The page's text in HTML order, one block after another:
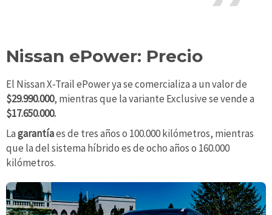
Nissan ePower: Precio
El Nissan X-Trail ePower ya se comercializa a un valor de
$29.990.000, mientras que la variante Exclusive se vende a
$17.650.000.
Lagarantíaes de tres años o 100.000 kilómetros, mientras
que la del sistema híbrido es de ocho años o 160.000
kilómetros.